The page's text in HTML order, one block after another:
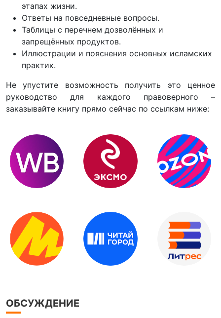
этапах жизни.
Ответы на повседневные вопросы.
Таблицы с перечнем дозволённых и
запрещённых продуктов.
Иллюстрации и пояснения основных исламских
практик.
Не упустите возможность получить это ценное
руководство для каждого правоверного –
заказывайте книгу прямо сейчас по ссылкам ниже:
ОБСУЖДЕНИЕ